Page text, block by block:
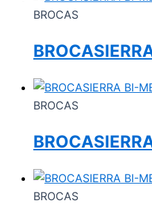
BROCAS
BROCAS
BROCAS